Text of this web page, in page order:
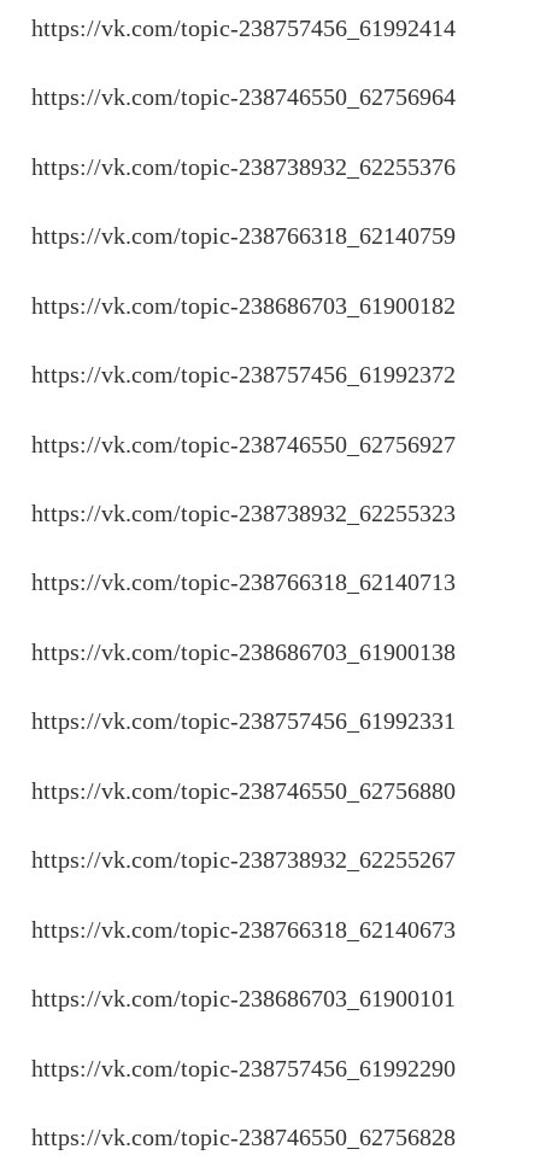
https://vk.com/topic-238757456_61992414
https://vk.com/topic-238746550_62756964
https://vk.com/topic-238738932_62255376
https://vk.com/topic-238766318_62140759
https://vk.com/topic-238686703_61900182
https://vk.com/topic-238757456_61992372
https://vk.com/topic-238746550_62756927
https://vk.com/topic-238738932_62255323
https://vk.com/topic-238766318_62140713
https://vk.com/topic-238686703_61900138
https://vk.com/topic-238757456_61992331
https://vk.com/topic-238746550_62756880
https://vk.com/topic-238738932_62255267
https://vk.com/topic-238766318_62140673
https://vk.com/topic-238686703_61900101
https://vk.com/topic-238757456_61992290
https://vk.com/topic-238746550_62756828